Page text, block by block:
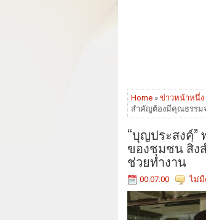
Home » ข่าวหน้าหนึ่ง
สำคัญต้องมีคุณธรรม
“บุญประสงค์”
ของชุมชน สิ่ง
ช่วยทำงาน
00:07:00 ไม่มี